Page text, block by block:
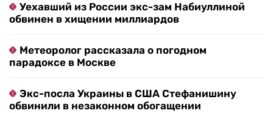
Уехавший из России экс-зам Набиуллиной
обвинен в хищении миллиардов
Метеоролог рассказала о погодном
парадоксе в Москве
Экс-посла Украины в США Стефанишину
обвинили в незаконном обогащении